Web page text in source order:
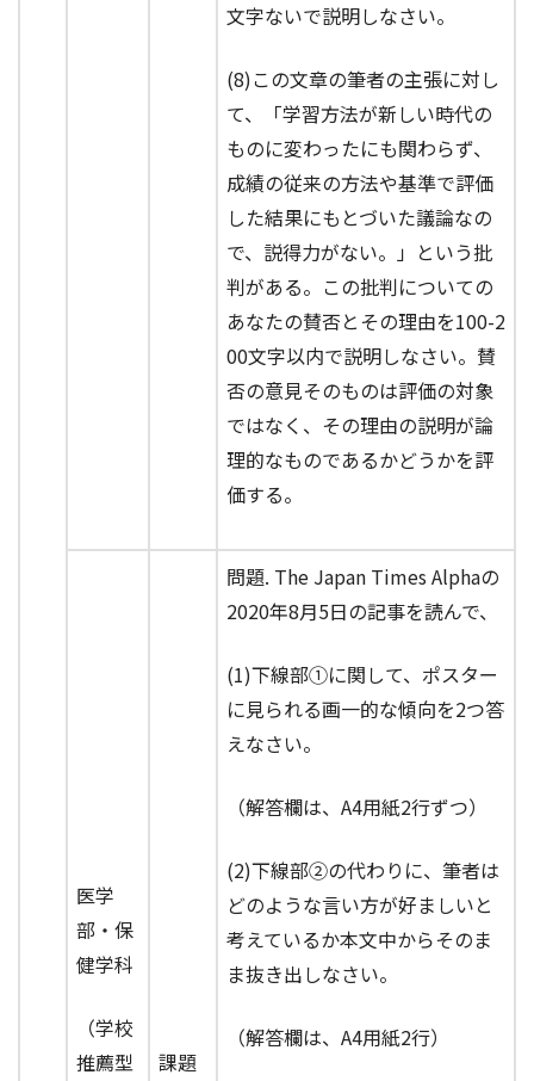
文字ないで説明しなさい。
(8)この文章の筆者の主張に対し
て、「学習方法が新しい時代の
ものに変わったにも関わらず、
成績の従来の方法や基準で評価
した結果にもとづいた議論なの
で、説得力がない。」という批
判がある。この批判についての
あなたの賛否とその理由を100-2
00文字以内で説明しなさい。賛
否の意見そのものは評価の対象
ではなく、その理由の説明が論
理的なものであるかどうかを評
価する。
医学
部・保
健学科
（学校
推薦型
課題
問題. The Japan Times Alphaの
2020年8月5日の記事を読んで、
(1)下線部①に関して、ポスター
に見られる画一的な傾向を2つ答
えなさい。
（解答欄は、A4用紙2行ずつ）
(2)下線部②の代わりに、筆者は
どのような言い方が好ましいと
考えているか本文中からそのま
ま抜き出しなさい。
（解答欄は、A4用紙2行）